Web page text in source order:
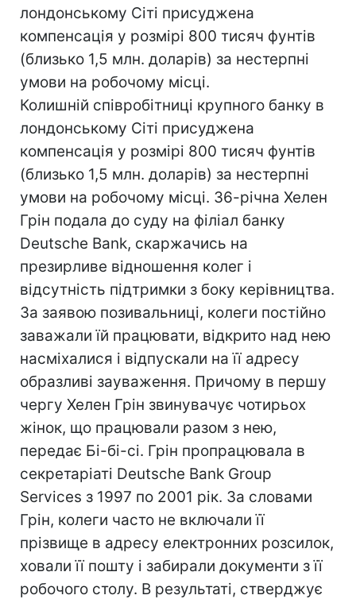
лондонському Сіті присуджена
компенсація у розмірі 800 тисяч фунтів
(близько 1,5 млн. доларів) за нестерпні
умови на робочому місці.
Колишній співробітниці крупного банку в
лондонському Сіті присуджена
компенсація у розмірі 800 тисяч фунтів
(близько 1,5 млн. доларів) за нестерпні
умови на робочому місці. 36-річна Хелен
Грін подала до суду на філіал банку
Deutsche Bank, скаржачись на
презирливе відношення колег і
відсутність підтримки з боку керівництва.
За заявою позивальниці, колеги постійно
заважали їй працювати, відкрито над нею
насміхалися і відпускали на її адресу
образливі зауваження. Причому в першу
чергу Хелен Грін звинувачує чотирьох
жінок, що працювали разом з нею,
передає Бі-бі-сі. Грін пропрацювала в
секретаріаті Deutsche Bank Group
Services з 1997 по 2001 рік. За словами
Грін, колеги часто не включали її
прізвище в адресу електронних розсилок,
ховали її пошту і забирали документи з її
робочого столу. В результаті, стверджує